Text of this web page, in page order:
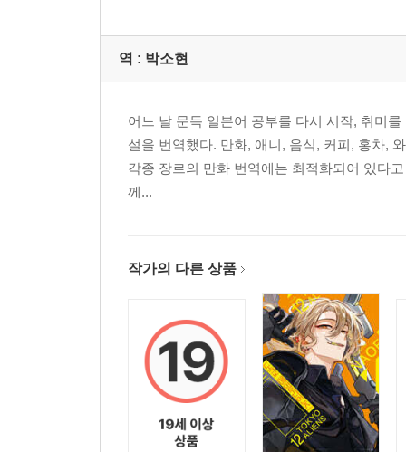
역 : 박소현
어느 날 문득 일본어 공부를 다시 시작, 취미
설을 번역했다. 만화, 애니, 음식, 커피, 홍차,
각종 장르의 만화 번역에는 최적화되어 있다
께...
작가의 다른 상품